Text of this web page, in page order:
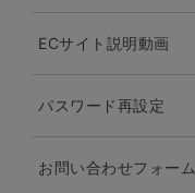
ECサイト説明動画
パスワード再設定
お問い合わせフォーム